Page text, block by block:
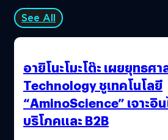
See All
อายิโนะโมะโต๊ะ เผยยุทธศ
Technology ชูเทคโนโลยี
“AminoScience” เจาะอิ
บริโภคและ B2B